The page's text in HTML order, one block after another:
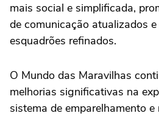
mais social e simplificada,
de comunicação atualizados
esquadrões refinados.
O Mundo das Maravilhas
melhorias significativas na
sistema de emparelhamento